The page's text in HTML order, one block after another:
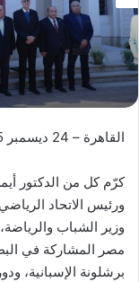
القاهرة – 24 ديسمبر 2025
كرّم كل من الدكتور
ورئيس الاتحاد
وزير الشباب
مصر المشاركة في
برشلونة الإسبانية،